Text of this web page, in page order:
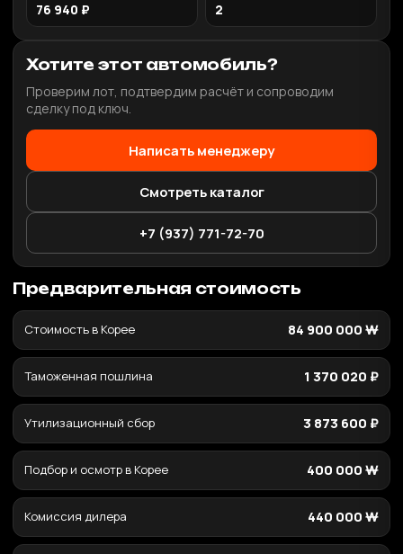
76 940 ₽ 2
Хотите этот автомобиль?
Проверим лот, подтвердим расчёт и сопроводим
сделку под ключ.
Написать менеджеру
Смотреть каталог
+7 (937) 771-72-70
Предварительная стоимость
Стоимость в Корее 84 900 000 ₩
Таможенная пошлина 1 370 020 ₽
Утилизационный сбор 3 873 600 ₽
Подбор и осмотр в Корее 400 000 ₩
Комиссия дилера 440 000 ₩